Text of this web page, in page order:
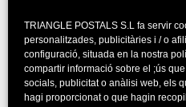
TRIANGLE POSTALS S.L fa servir
personalitzades, publicitàries i / o
configuració, situada en la nostra
compartir informació sobre el ;ús
socials, publicitat o anàlisi web, els
hagi proporcionat o que hagin
GUIDES DU PATRIMOINE
GUIDES TOURISTIQUES ET
GUIDES DE RANDONNÉES